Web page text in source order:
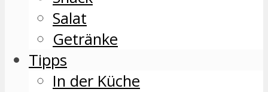
Salat
Getränke
Tipps
In der Küche